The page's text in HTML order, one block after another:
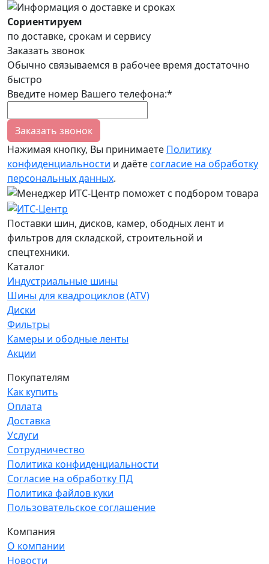
Сориентируем
по доставке, срокам и сервису
Заказать звонок
Обычно связываемся в рабочее время достаточно
быстро
Введите номер Вашего телефона:*
Заказать звонок
Нажимая кнопку, Вы принимаете Политику
конфиденциальности и даётесогласие на обработку
персональных данных.
Поставки шин, дисков, камер, ободных лент и
фильтров для складской, строительной и
спецтехники.
Каталог
Индустриальные шины
Шины для квадроциклов (ATV)
Диски
Фильтры
Камеры и ободные ленты
Акции
Покупателям
Как купить
Оплата
Доставка
Услуги
Сотрудничество
Политика конфиденциальности
Согласие на обработку ПД
Политика файлов куки
Пользовательское соглашение
Компания
О компании
Новости